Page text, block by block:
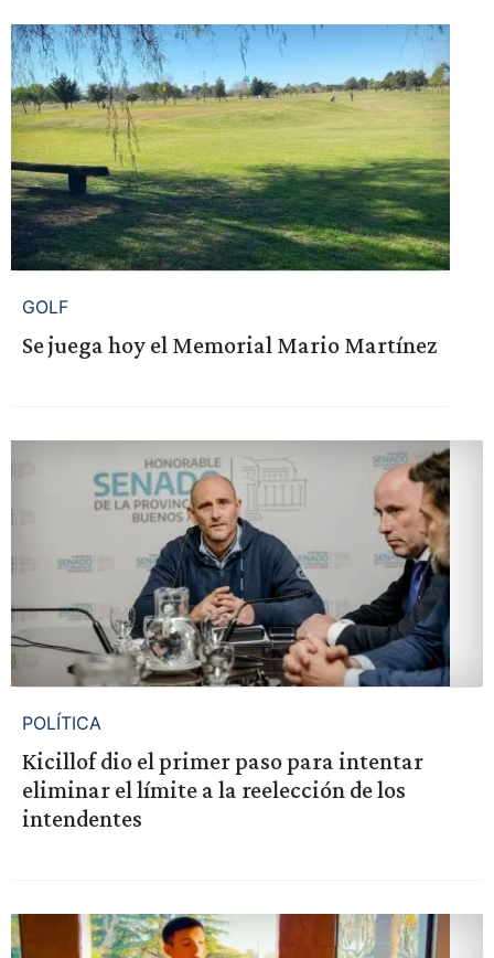
GOLF
Se juega hoy el Memorial Mario Martínez
POLÍTICA
Kicillof dio el primer paso para intentar
eliminar el límite a la reelección de los
intendentes